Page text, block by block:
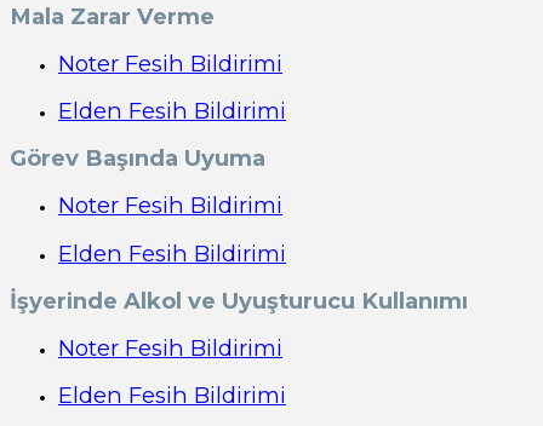
Mala Zarar Verme
Noter Fesih Bildirimi
Elden Fesih Bildirimi
Görev Başında Uyuma
Noter Fesih Bildirimi
Elden Fesih Bildirimi
İşyerinde Alkol ve Uyuşturucu Kullanımı
Noter Fesih Bildirimi
Elden Fesih Bildirimi